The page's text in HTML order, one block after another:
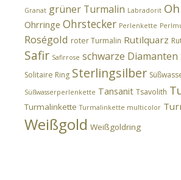
Granat grüner Turmalin Labradorit
Ohrringe Ohrstecker Perlenkette
Roségold roter Turmalin Rutilquarz
Safir Safirrose schwarze Diamanten
Solitaire Ring Sterlingsilber
Süßwasserperlenkette Tansanit Tsavolith
Turmalinkette Turmalinkette multicolor
Weißgold Weißgoldring